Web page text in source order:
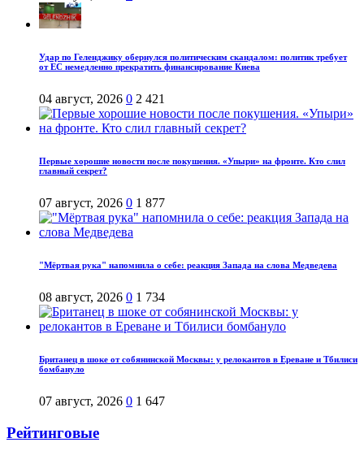
Удар по Геленджику обернулся политическим скандалом: политик требует
от ЕС немедленно прекратить финансирование Киева
04 август, 2026 0 2 421
Первые хорошие новости после покушения. «Упыри» на фронте. Кто слил
главный секрет?
07 август, 2026 0 1 877
"Мёртвая рука" напомнила о себе: реакция Запада на слова Медведева
08 август, 2026 0 1 734
Британец в шоке от собянинской Москвы: у релокантов в Ереване и Тбилиси
бомбануло
07 август, 2026 0 1 647
Рейтинговые